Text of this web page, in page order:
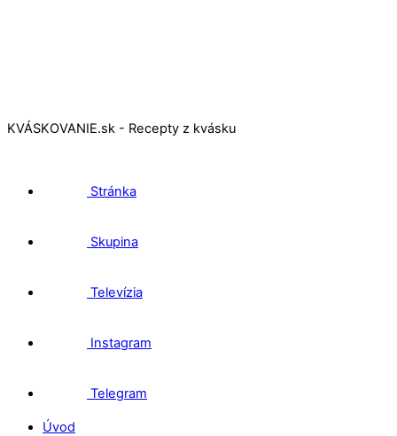
KVÁSKOVANIE.sk - Recepty z kvásku
Stránka
Skupina
Televízia
Instagram
Telegram
Úvod